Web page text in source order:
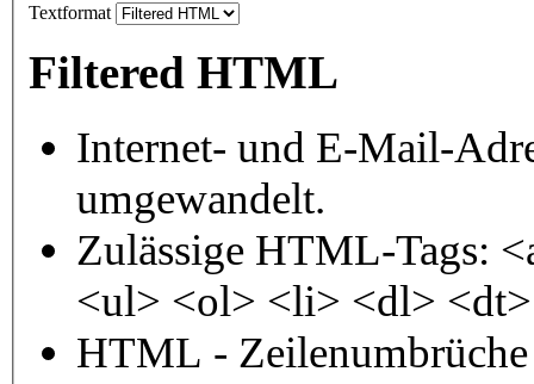
Textformat
Filtered HTML
Internet- und E-Mail-
umgewandelt.
Zulässige HTML-Tags:
<ul> <ol> <li> <dl>
HTML - Zeilenumbrüche